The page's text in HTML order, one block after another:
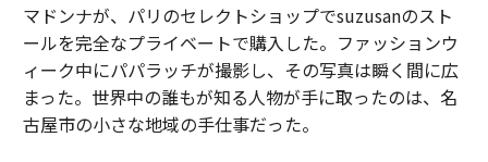
マドンナが、パリのセレクトショップでsuzusanのスト
ールを完全なプライベートで購入した。ファッションウ
ィーク中にパパラッチが撮影し、その写真は瞬く間に広
まった。世界中の誰もが知る人物が手に取ったのは、名
古屋市の小さな地域の手仕事だった。